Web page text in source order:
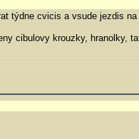
týdne cvicis a vsude jezdis na
cibulovy krouzky, hranolky,